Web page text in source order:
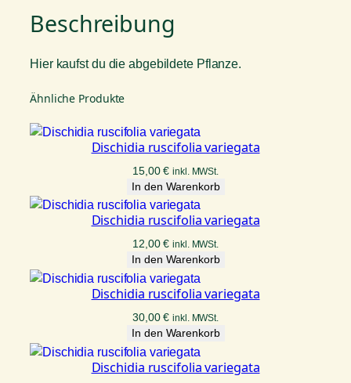
Beschreibung
Hier kaufst du die abgebildete Pflanze.
Ähnliche Produkte
Dischidia ruscifolia variegata
15,00€ inkl. MWSt.
In den Warenkorb
Dischidia ruscifolia variegata
12,00€ inkl. MWSt.
In den Warenkorb
Dischidia ruscifolia variegata
30,00€ inkl. MWSt.
In den Warenkorb
Dischidia ruscifolia variegata